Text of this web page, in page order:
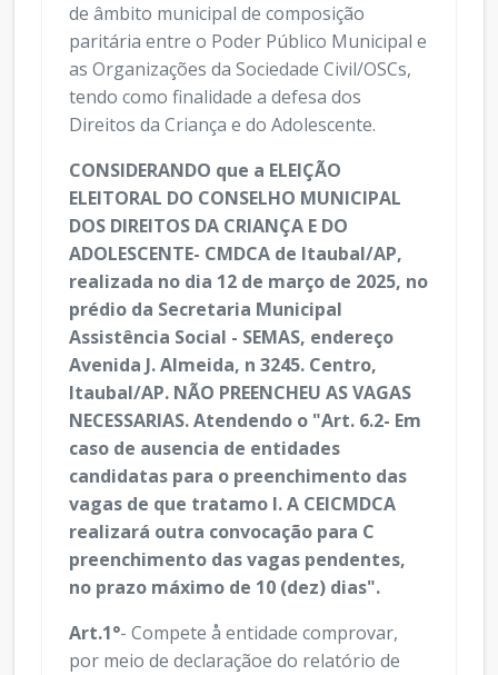
de âmbito municipal de composição
paritária entre o Poder Público Municipal e
as Organizações da Sociedade Civil/OSCs,
tendo como finalidade a defesa dos
Direitos da Criança e do Adolescente.
CONSIDERANDO que a ELEIÇÃO
ELEITORAL DO CONSELHO MUNICIPAL
DOS DIREITOS DA CRIANÇA E DO
ADOLESCENTE- CMDCA de Itaubal/AP,
realizada no dia 12 de março de 2025, no
prédio da Secretaria Municipal
Assistência Social - SEMAS, endereço
Avenida J. Almeida, n 3245. Centro,
Itaubal/AP. NÃO PREENCHEU AS VAGAS
NECESSARIAS. Atendendo o "Art. 6.2- Em
caso de ausencia de entidades
candidatas para o preenchimento das
vagas de que tratamo l. A CEICMDCA
realizará outra convocação para C
preenchimento das vagas pendentes,
no prazo máximo de 10 (dez) dias".
Art.1°- Compete å entidade comprovar,
por meio de declaraçãoe do relatório de